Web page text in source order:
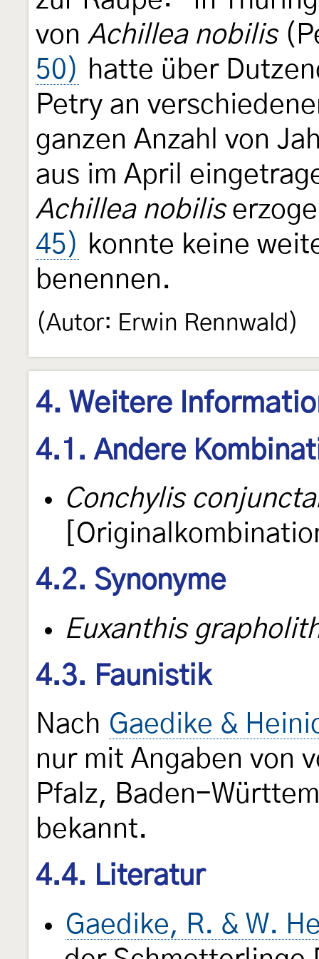
von Achillea nobilis
50) hatte über
Petry an
ganzen Anzahl von
aus im April
Achillea nobilis
45) konnte keine
benennen.
(Autor: Erwin Rennwald)
4. Weitere
4.1. Andere
Conchylis
4.2. Synonyme
Euxanthis
4.3. Faunistik
Nach Gaedike &
nur mit Angaben von
Pfalz, Baden-
bekannt.
4.4. Literatur
Gaedike, R. & W.